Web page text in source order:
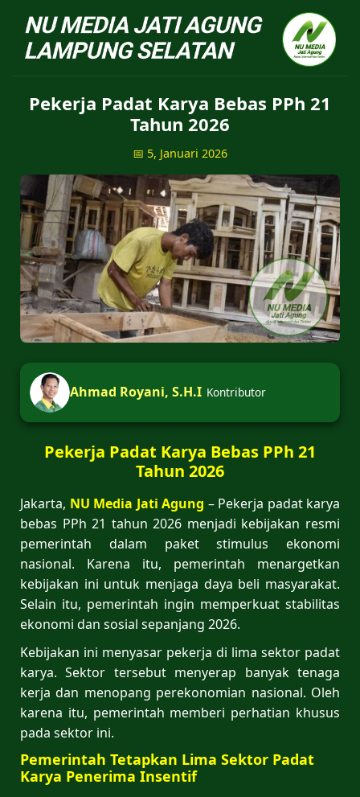
NU Jatiagung - Situs
Pekerja Padat Karya Bebas PPh 21
Tahun 2026
📅 5, Januari 2026
Ahmad Royani, S.H.I Kontributor
Pekerja Padat Karya Bebas PPh 21
Tahun 2026
Jakarta, NU Media Jati Agung – Pekerja padat karya
bebas PPh 21 tahun 2026 menjadi kebijakan resmi
pemerintah dalam paket stimulus ekonomi
nasional. Karena itu, pemerintah menargetkan
kebijakan ini untuk menjaga daya beli masyarakat.
Selain itu, pemerintah ingin memperkuat stabilitas
ekonomi dan sosial sepanjang 2026.
Kebijakan ini menyasar pekerja di lima sektor padat
karya. Sektor tersebut menyerap banyak tenaga
kerja dan menopang perekonomian nasional. Oleh
karena itu, pemerintah memberi perhatian khusus
pada sektor ini.
Pemerintah Tetapkan Lima Sektor Padat
Karya Penerima Insentif